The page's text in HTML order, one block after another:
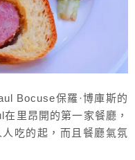
Bocuse保羅·博庫斯的
里昂開的第一家餐廳，
吃的起，而且餐廳氣氛